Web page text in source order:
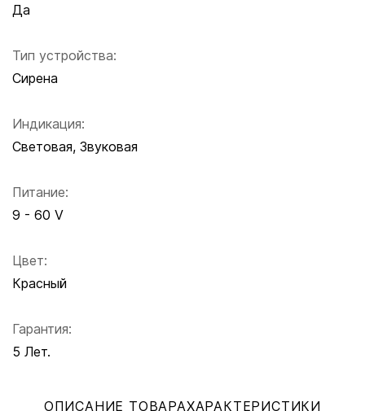
Да
Тип устройства:
Сирена
Индикация:
Световая, Звуковая
Питание:
9 - 60 V
Цвет:
Красный
Гарантия:
5 Лет.
ОПИСАНИЕ ТОВАРАХАРАКТЕРИСТИКИ